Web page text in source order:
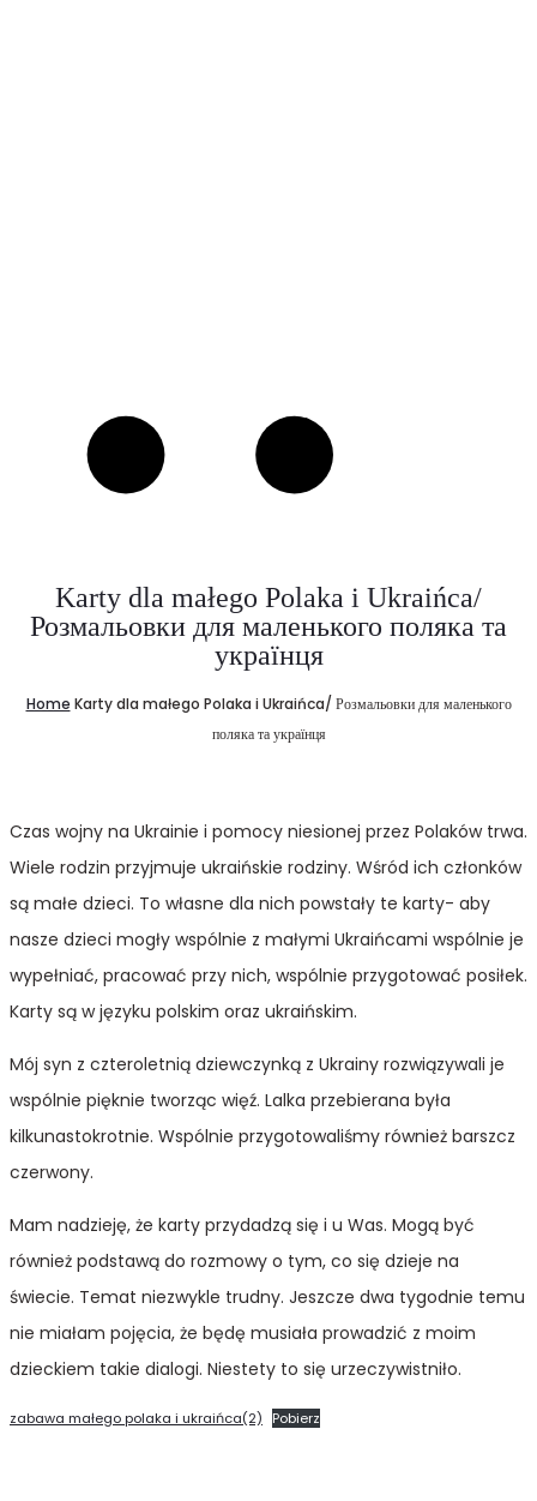
Karty dla małego Polaka i Ukraińca/
Розмальовки для маленького поляка та
українця
Home Karty dla małego Polaka i Ukraińca/ Розмальовки для маленького
поляка та українця
Czas wojny na Ukrainie i pomocy niesionej przez Polaków trwa.
Wiele rodzin przyjmuje ukraińskie rodziny. Wśród ich członków
są małe dzieci. To własne dla nich powstały te karty- aby
nasze dzieci mogły wspólnie z małymi Ukraińcami wspólnie je
wypełniać, pracować przy nich, wspólnie przygotować posiłek.
Karty są w języku polskim oraz ukraińskim.
Mój syn z czteroletnią dziewczynką z Ukrainy rozwiązywali je
wspólnie pięknie tworząc więź. Lalka przebierana była
kilkunastokrotnie. Wspólnie przygotowaliśmy również barszcz
czerwony.
Mam nadzieję, że karty przydadzą się i u Was. Mogą być
również podstawą do rozmowy o tym, co się dzieje na
świecie. Temat niezwykle trudny. Jeszcze dwa tygodnie temu
nie miałam pojęcia, że będę musiała prowadzić z moim
dzieckiem takie dialogi. Niestety to się urzeczywistniło.
zabawa małego polaka i ukraińca(2) Pobierz